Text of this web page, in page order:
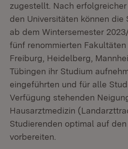
zugestellt. Nach
den Universitäten können die
ab dem Wintersemester
fünf renommierten
Freiburg, Heidelberg,
Tübingen ihr Studium
eingeführten und für alle
Verfügung stehenden
Hausarztmedizin
Studierenden optimal auf
vorbereiten.